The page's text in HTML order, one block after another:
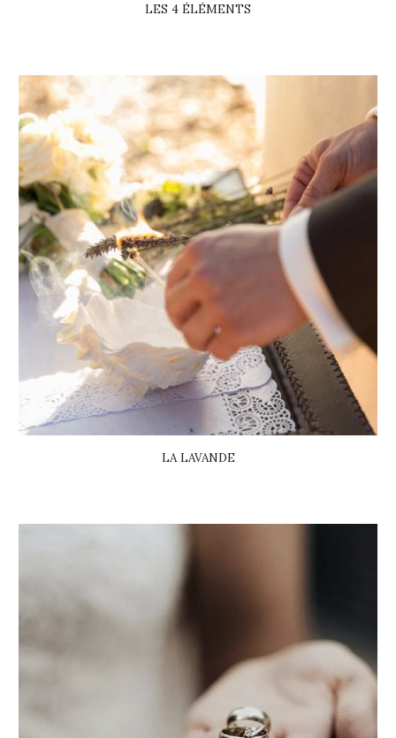
LES 4 ÉLÉMENTS
LA LAVANDE